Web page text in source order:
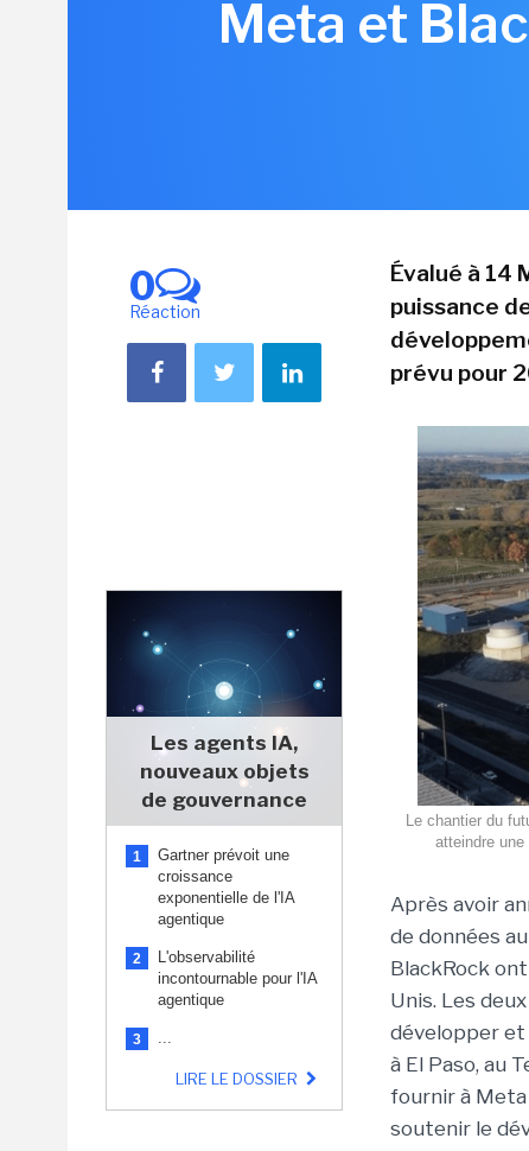
Meta et
0
Réaction
Les agents IA,
nouveaux objets
de gouvernance
1
Gartner prévoit une
croissance
exponentielle de l'IA
agentique
2
L'observabilité
incontournable pour l'IA
agentique
3 ...
LIRE LE DOSSIER
Évalué à 14
puissance
prévu pour
Le chantier du
atteindre une
Après avoir
de données
BlackRock ont
Unis. Les
développer et
à El Paso, au
fournir à Meta
soutenir le